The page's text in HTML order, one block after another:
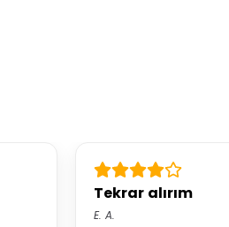
Tekrar alırım
E. A.